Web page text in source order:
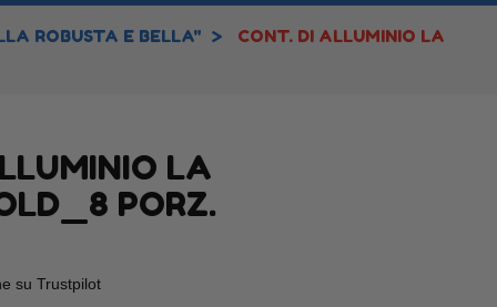
ROBUSTA E BELLA"
CONT. DI ALLUMINIO LA
LA
PORZ.
su Trustpilot